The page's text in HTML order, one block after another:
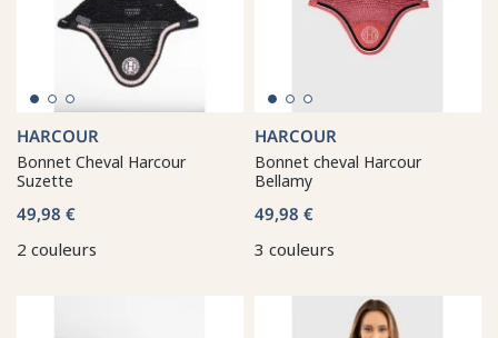
HARCOUR
Bonnet Cheval Harcour
Suzette
49,98 €
2 couleurs
HARCOUR
Bonnet cheval Harcour
Bellamy
49,98 €
3 couleurs